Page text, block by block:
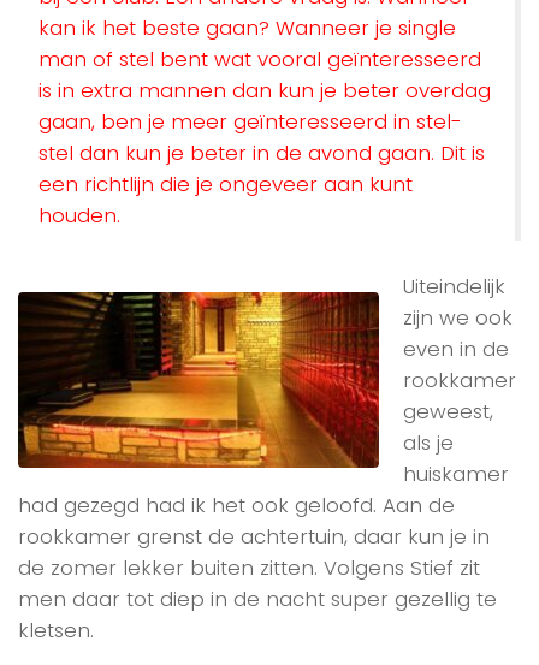
kan ik het beste gaan? Wanneer je single
man of stel bent wat vooral geïnteresseerd
is in extra mannen dan kun je beter overdag
gaan, ben je meer geïnteresseerd in stel-
stel dan kun je beter in de avond gaan. Dit is
een richtlijn die je ongeveer aan kunt
houden.
Uiteindelijk
zijn we ook
even in de
rookkamer
geweest,
als je
huiskamer
had gezegd had ik het ook geloofd. Aan de
rookkamer grenst de achtertuin, daar kun je in
de zomer lekker buiten zitten. Volgens Stief zit
men daar tot diep in de nacht super gezellig te
kletsen.